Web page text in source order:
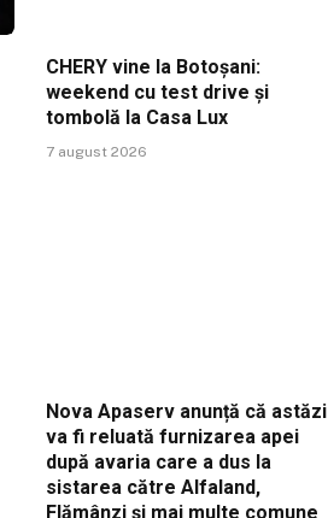
CHERY vine la Botoșani:
weekend cu test drive și
tombolă la Casa Lux
7 august 2026
Nova Apaserv anunță că astăzi
va fi reluată furnizarea apei
după avaria care a dus la
sistarea către Alfaland,
Flămânzi și mai multe comune